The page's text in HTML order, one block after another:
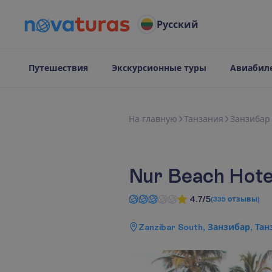
Русский
Путешествия Экскурсионные туры
На главную Танзания Занзибар
Nur Beach
4.7/5(335 отзывы)
Zanzibar South, Занзибар,